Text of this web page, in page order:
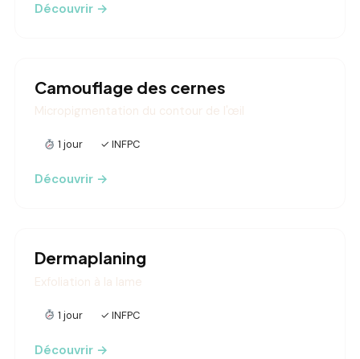
Découvrir →
Camouflage des cernes
Micropigmentation du contour de l'œil
1 jour ✓ INFPC
Découvrir →
Dermaplaning
Exfoliation à la lame
1 jour ✓ INFPC
Découvrir →